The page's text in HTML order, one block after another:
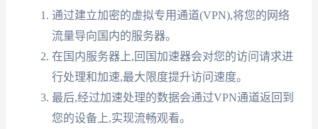
通过建立加密的虚拟专用通道(VPN),将您的网络
流量导向国内的服务器。
在国内服务器上,回国加速器会对您的访问请求进
行处理和加速,最大限度提升访问速度。
最后,经过加速处理的数据会通过VPN通道返回到
您的设备上,实现流畅观看。